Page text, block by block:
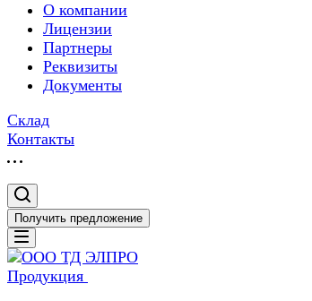
О компании
Лицензии
Партнеры
Реквизиты
Документы
Склад
Контакты
Получить предложение
Продукция